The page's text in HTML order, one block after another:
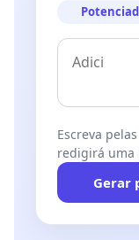
Escreva
redigirá uma
Gerar